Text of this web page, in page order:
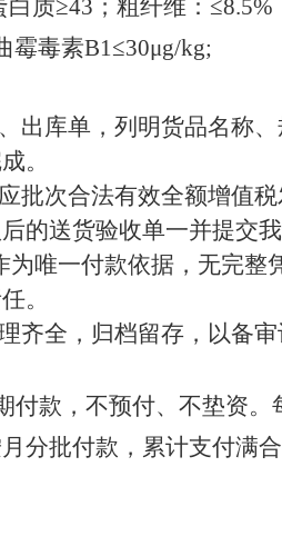
白质≥43 ；粗纤维： ≤8.5%
霉毒素B1≤30μg/kg;
库单，列明货品名称、
。
批次合法有效全额增值
的送货验收单一并提交我
为唯一付款依据，无完整
。
齐全，归档留存，以备
付款，不预付、不垫资
分批付款，累计支付满